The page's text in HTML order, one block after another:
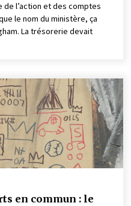
l’action et des comptes
le nom du ministère, ça
La trésorerie devait
en commun : le